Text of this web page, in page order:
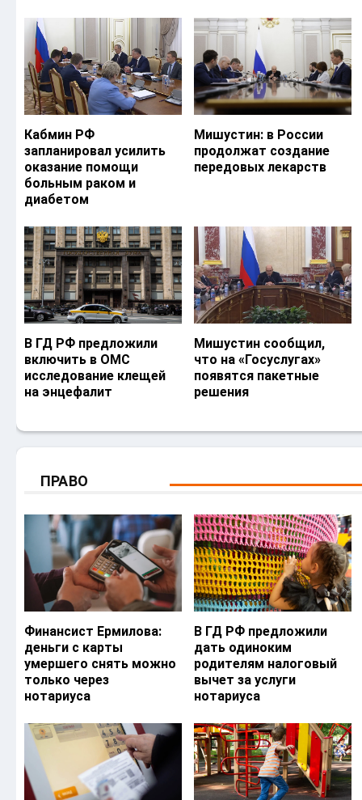
Кабмин РФ
запланировал усилить
оказание помощи
больным раком и
диабетом
Мишустин: в России
продолжат создание
передовых лекарств
В ГД РФ предложили
включить в ОМС
исследование клещей
на энцефалит
Мишустин сообщил,
что на «Госуслугах»
появятся пакетные
решения
ПРАВО
Финансист Ермилова:
деньги с карты
умершего снять можно
только через
нотариуса
В ГД РФ предложили
дать одиноким
родителям налоговый
вычет за услуги
нотариуса